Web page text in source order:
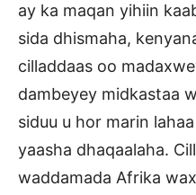
ay ka maqan yihiin
sida dhismaha,
cilladdaas oo
dambeyey midkastaa
siduu u hor marin
yaasha dhaqaalaha.
waddamada Afrika